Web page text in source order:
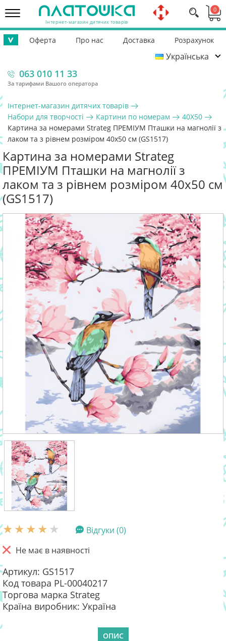
> Оферта Про нас Доставка
Розрахунок
Допомога ЗСУ
Українська
063 010 11 33
За тарифами Вашого оператора
Інтернет-магазин дитячих товарів
0
Інтернет-магазин дитячих товарів
Набори для творчості
Картини по номерам
40Х50
Картина за номерами Strateg ПРЕМІУМ Пташки на магнолії з
лаком та з рівнем розміром 40х50 см (GS1517)
Картина за номерами Strateg
ПРЕМІУМ Пташки на магнолії з
лаком та з рівнем розміром 40х50 см
(GS1517)
Відгуки (0)
Не має в наявності
Артикул: GS1517
Код товара PL-00040217
Торгова марка Strateg
Країна виробник: Україна
ОПИС